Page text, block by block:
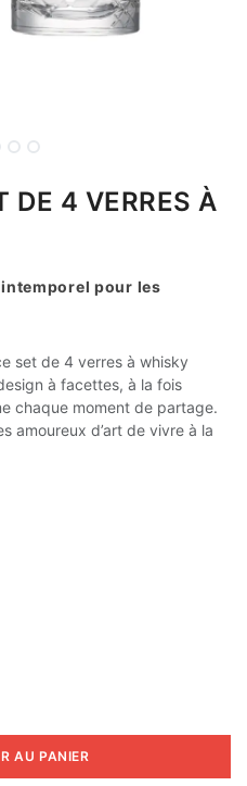
DE 4 VERRES À
pour les
set de 4 verres à whisky
à facettes, à la fois
chaque moment de partage.
amoureux d’art de vivre à la
AU PANIER